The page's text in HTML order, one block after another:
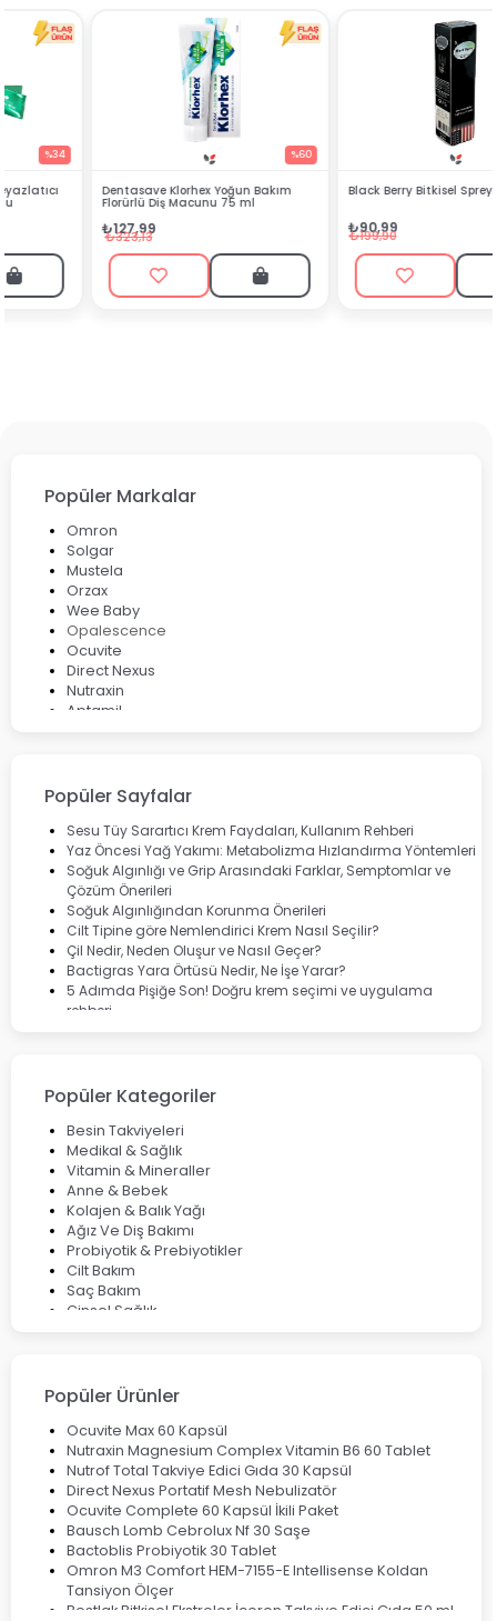
%60
Dentasave Klorhex Yoğun Bakım
Florürlü Diş Macunu 75 ml
%54
Black Berry Bitkisel Sprey 25 ml
Popüler Markalar
Omron
Solgar
Mustela
Orzax
Wee Baby
Opalescence
Ocuvite
Direct Nexus
Nutraxin
Aptamil
Lansinoh
Cebrolux
Dermoskin
Marvis
Rcfarma
Popüler Sayfalar
Sesu Tüy Sarartıcı Krem Faydaları, Kullanım Rehberi
Yaz Öncesi Yağ Yakımı: Metabolizma Hızlandırma Yöntemleri
Soğuk Algınlığı ve Grip Arasındaki Farklar, Semptomlar ve
Çözüm Önerileri
Soğuk Algınlığından Korunma Önerileri
Cilt Tipine göre Nemlendirici Krem Nasıl Seçilir?
Çil Nedir, Neden Oluşur ve Nasıl Geçer?
Bactigras Yara Örtüsü Nedir, Ne İşe Yarar?
5 Adımda Pişiğe Son! Doğru krem seçimi ve uygulama
rehberi
Çözüm Yolları
Bocavirüs Enfeksiyonu Hakkında Bilmeniz Gerekenler
Deep Flex Topraklama Matı Nedir? Detaylı Rehber
Mumiyo Nedir? Faydaları ve Kullanım Alanları Nelerdir?
Popüler Kategoriler
Besin Takviyeleri
Medikal & Sağlık
Vitamin & Mineraller
Anne & Bebek
Kolajen & Balık Yağı
Ağız Ve Diş Bakımı
Probiyotik & Prebiyotikler
Cilt Bakım
Saç Bakım
Cinsel Sağlık
Popüler Ürünler
Ocuvite Max 60 Kapsül
Nutraxin Magnesium Complex Vitamin B6 60 Tablet
Nutrof Total Takviye Edici Gıda 30 Kapsül
Direct Nexus Portatif Mesh Nebulizatör
Ocuvite Complete 60 Kapsül İkili Paket
Bausch Lomb Cebrolux Nf 30 Saşe
Bactoblis Probiyotik 30 Tablet
Omron M3 Comfort HEM-7155-E Intellisense Koldan
Tansiyon Ölçer
Bestlak Bitkisel Ekstreler İçeren Takviye Edici Gıda 50 ml